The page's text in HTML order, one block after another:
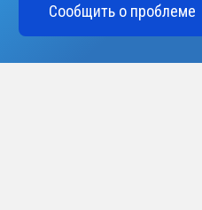
Сообщить о проблеме